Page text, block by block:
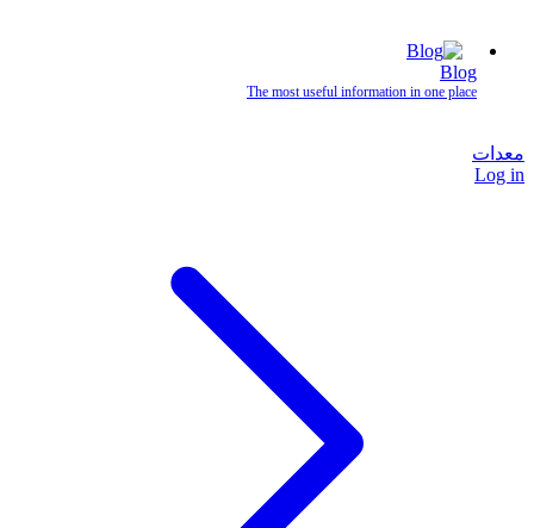
Blog
The most useful information in one place
معدات
Log in